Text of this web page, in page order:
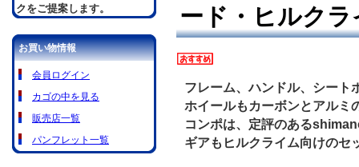
ード・ヒルク
フレーム、ハンドル、シート
ホイールもカーボンとアルミ
コンポは、定評のある
ギアもヒルクライム向けのセ
クをご提案します。
お買い物情報
会員ログイン
カゴの中を見る
販売店一覧
パンフレット一覧